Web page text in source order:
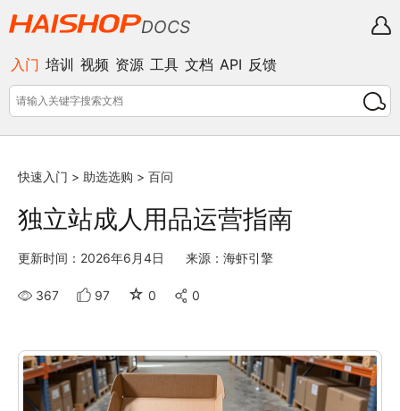
DOCS
入门 培训 视频 资源 工具 文档 API 反馈
快速入门 > 助选选购 > 百问
独立站成人用品运营指南
更新时间：2026年6月4日 来源：海虾引擎
367 97 ☆ 0 0